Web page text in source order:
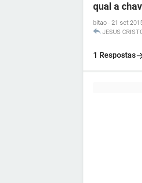
qual a
bitao - 21 set
JESUS
1 Respostas